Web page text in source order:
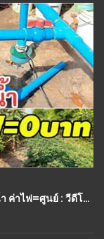
(คลิป) ลงทุนครั้งเดียวไหลทั้งวันกับระบบแทงค์น้ำ ค่าไฟ=ศูนย์ : วีดีโอ เกษตร